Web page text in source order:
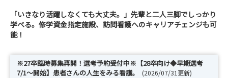
「いきなり活躍しなくても大丈夫。」先輩と二人三脚でしっかり
学べる。修学資金指定施設、訪問看護へのキャリアチェンジも可
能！
※27卒臨時募集再開！選考予約受付中※【28卒向け◆早期選考
7/1～開始】患者さんの人生をみる看護。
(2026/07/31更新)